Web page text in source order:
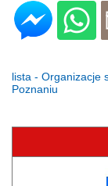
lista - Organizacje
Poznaniu